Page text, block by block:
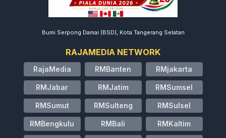
Bumi Serpong Damai (BSD), Kota Tangerang Selatan
RAJAMEDIA NETWORK
RajaMedia RMBanten RMjakarta
RMJabar RMJatim RMSumsel
RMSumut RMSulteng RMSulsel
RMBengkulu RMBali RMKaltim